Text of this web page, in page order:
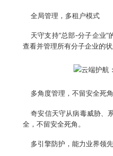
全局管理，多租户模式
天守支持“总部-分子企业”
查看并管理所有分子企业的
多角度管理，不留安全死角
奇安信天守从病毒威胁、
全，不留安全死角。
多引擎防护，能力业界领先